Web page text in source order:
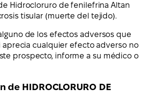
Hidrocloruro de fenilefrina Altan
tisular (muerte del tejido).
de los efectos adversos que
aprecia cualquier efecto adverso no
prospecto, informe a su médico o
de HIDROCLORURO DE